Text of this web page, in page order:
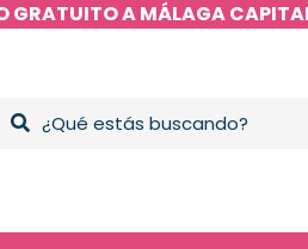
GRATUITO A MÁLAGA